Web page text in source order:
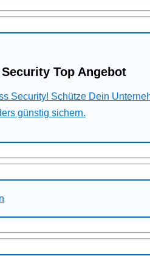
Top Angebot
Security! Schütze Dein
günstig sichern.